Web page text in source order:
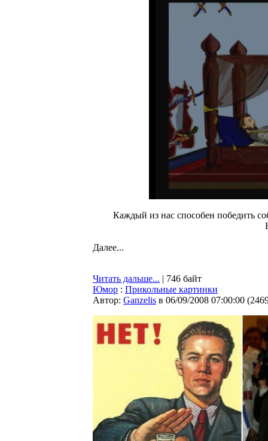
Каждый из нас способен победить
Далее...
Читать дальше... | 746 байт
Юмор : Прикольные картинки
Автор: Ganzelis в 06/09/2008 07:00:00 (